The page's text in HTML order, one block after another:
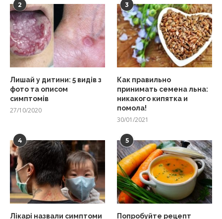
2
Лишай у дитини: 5 видів з
фото та описом
симптомів
27/10/2020
3
Как правильно
принимать семена льна:
никакого кипятка и
помола!
30/01/2021
4
Лікарі назвали симптоми
5
Попробуйте рецепт